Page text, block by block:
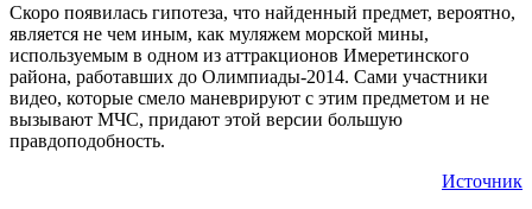
Скоро появилась гипотеза, что найденный предмет, вероятно,
является не чем иным, как муляжем морской мины,
используемым в одном из аттракционов Имеретинского
района, работавших до Олимпиады-2014. Сами участники
видео, которые смело маневрируют с этим предметом и не
вызывают МЧС, придают этой версии большую
правдоподобность.
Источник